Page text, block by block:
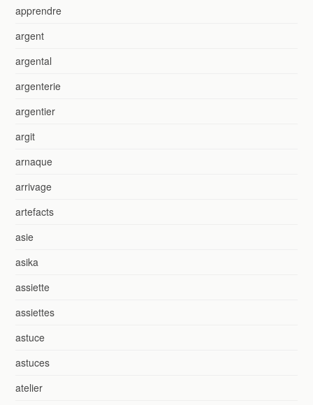
apprendre
argent
argental
argenterie
argentier
argit
arnaque
arrivage
artefacts
asie
asika
assiette
assiettes
astuce
astuces
atelier